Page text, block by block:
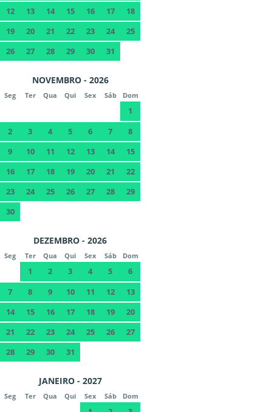
12
13 14 15 16 17
18
19
20 21 22 23 24
25
26
27 28 29 30 31
NOVEMBRO - 2026
Seg Ter Qua Qui Sex Sáb Dom
1
2
3 4 5 6 7
8
9
10 11 12 13 14
15
16
17 18 19 20 21
22
23
24 25 26 27 28
29
30
DEZEMBRO - 2026
Seg Ter Qua Qui Sex Sáb Dom
1 2 3 4 5
6
7
8 9 10 11 12
13
14
15 16 17 18 19
20
21
22 23 24 25 26
27
28
29 30 31
JANEIRO - 2027
Seg Ter Qua Qui Sex Sáb Dom